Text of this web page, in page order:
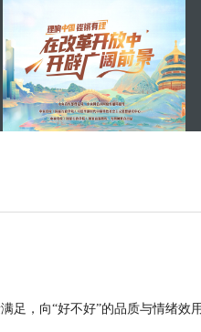
足，向“好不好”的品质与情绪效